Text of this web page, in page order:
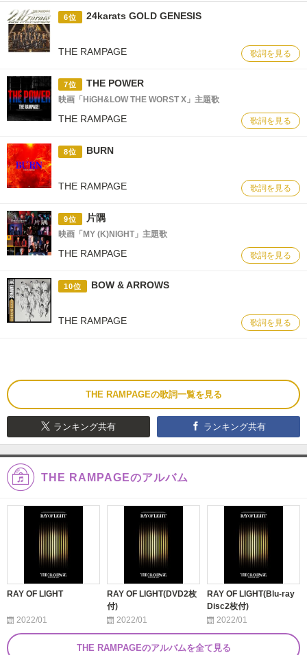
6位 24karats GOLD GENESIS
THE RAMPAGE 歌詞を見る
7位 THE POWER
映画「HiGH&LOW THE WORST X」主題歌
THE RAMPAGE 歌詞を見る
8位 BURN
THE RAMPAGE 歌詞を見る
9位 片隅
映画「MY (K)NIGHT」主題歌
THE RAMPAGE 歌詞を見る
10位 BOW & ARROWS
THE RAMPAGE 歌詞を見る
THE RAMPAGEの歌詞一覧を見る
ランキング共有 ランキング共有
THE RAMPAGEのアルバム
RAY OF LIGHT
2022/01
RAY OF LIGHT(DVD2枚
付)
2022/01
RAY OF LIGHT(Blu-ray
Disc2枚付)
2022/01
THE RAMPAGEのアルバムを全て見る